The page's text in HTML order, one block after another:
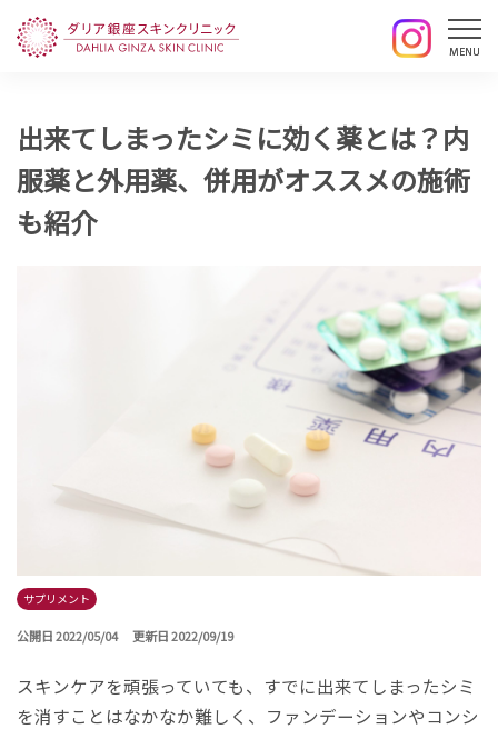
出来てしまったシミに効く薬とは？内
服薬と外用薬、併用がオススメの施術
も紹介
サプリメント
公開日 2022/05/04 更新日 2022/09/19
スキンケアを頑張っていても、すでに出来てしまったシミ
を消すことはなかなか難しく、ファンデーションやコンシ